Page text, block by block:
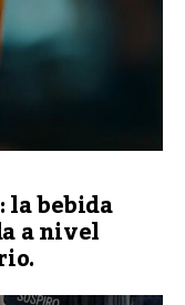
la bebida
a nivel